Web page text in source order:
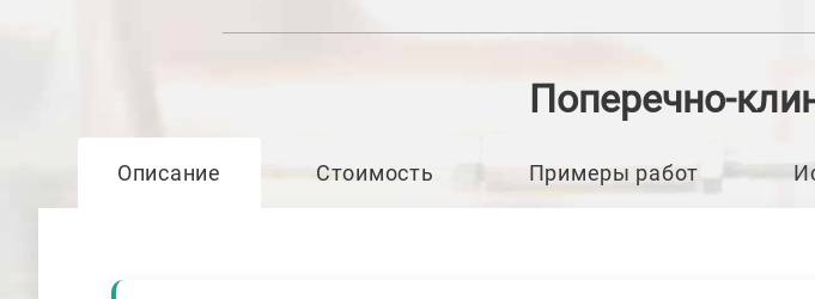
Поперечно-
Описание Стоимость Примеры работ